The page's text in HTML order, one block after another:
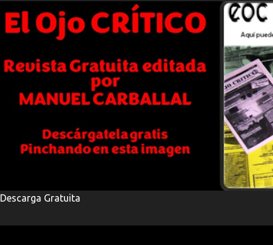
Descarga Gratuita